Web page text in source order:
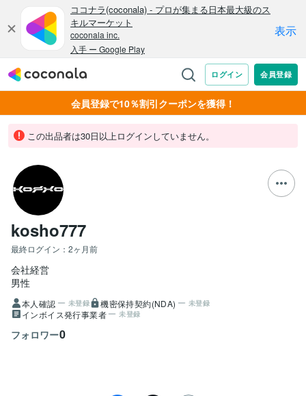
会員登録で10％割引クーポンを獲得！
この出品者は30日以上ログインしていません。
kosho777
最終ログイン： 2ヶ月前
会社経営
男性
本人確認 未登録 機密保持契約(NDA) 未登録
インボイス発行事業者 未登録
フォロワー0